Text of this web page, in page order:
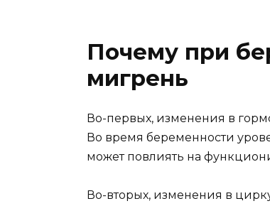
Почему при
мигрень
Во-первых, изменения в
Во время беременности
может повлиять на
Во-вторых, изменения в